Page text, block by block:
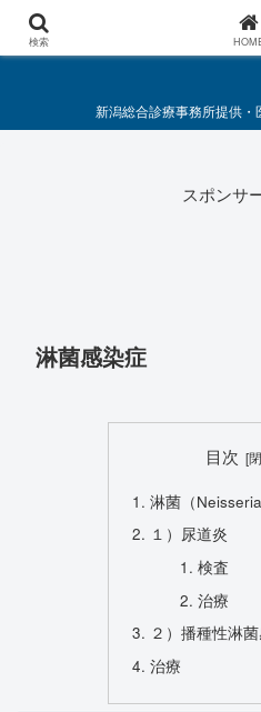
総合診療・救
新潟総合診療事務所提供・
スポンサ
淋菌感染症
目次
淋菌（
１）尿道炎
検査
治療
２）播種性淋
治療
検索